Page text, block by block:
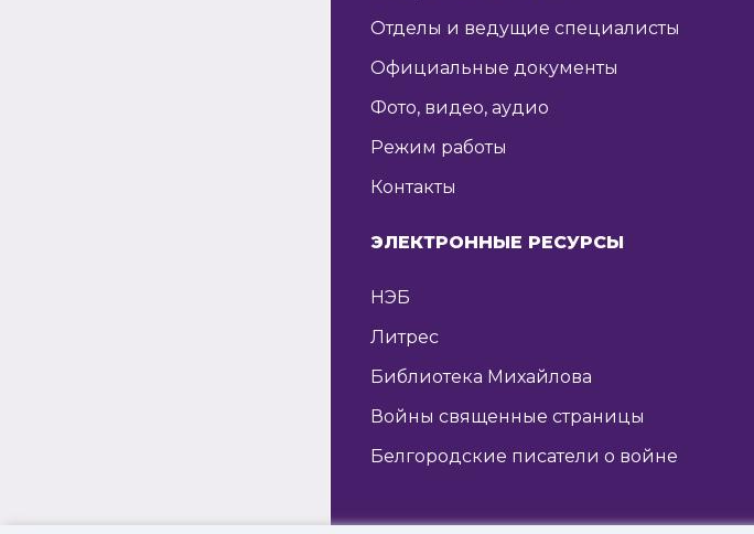
Отделы и ведущие специалисты
Официальные документы
Фото, видео, аудио
Режим работы
Контакты
ЭЛЕКТРОННЫЕ РЕСУРСЫ
НЭБ
Литрес
Библиотека Михайлова
Войны священные страницы
Белгородские писатели о войне